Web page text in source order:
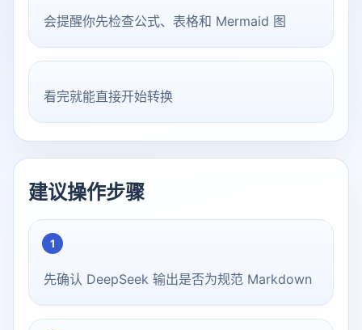
会提醒你先检查公式、表格和 Mermaid 图
看完就能直接开始转换
建议操作步骤
1
先确认 DeepSeek 输出是否为规范 Markdown